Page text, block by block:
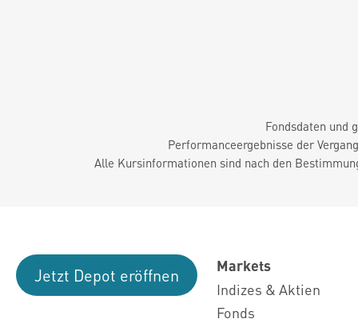
Fondsdaten und
Performanceergebnisse der
Alle Kursinformationen sind nach den
Jetzt Depot eröffnen
Markets
Indizes & Aktien
Fonds